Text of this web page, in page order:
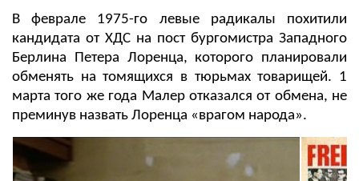
В феврале 1975-го левые радикалы похитили
кандидата от ХДС на пост бургомистра Западного
Берлина Петера Лоренца, которого планировали
обменять на томящихся в тюрьмах товарищей. 1
марта того же года Малер отказался от обмена, не
преминув назвать Лоренца «врагом народа».